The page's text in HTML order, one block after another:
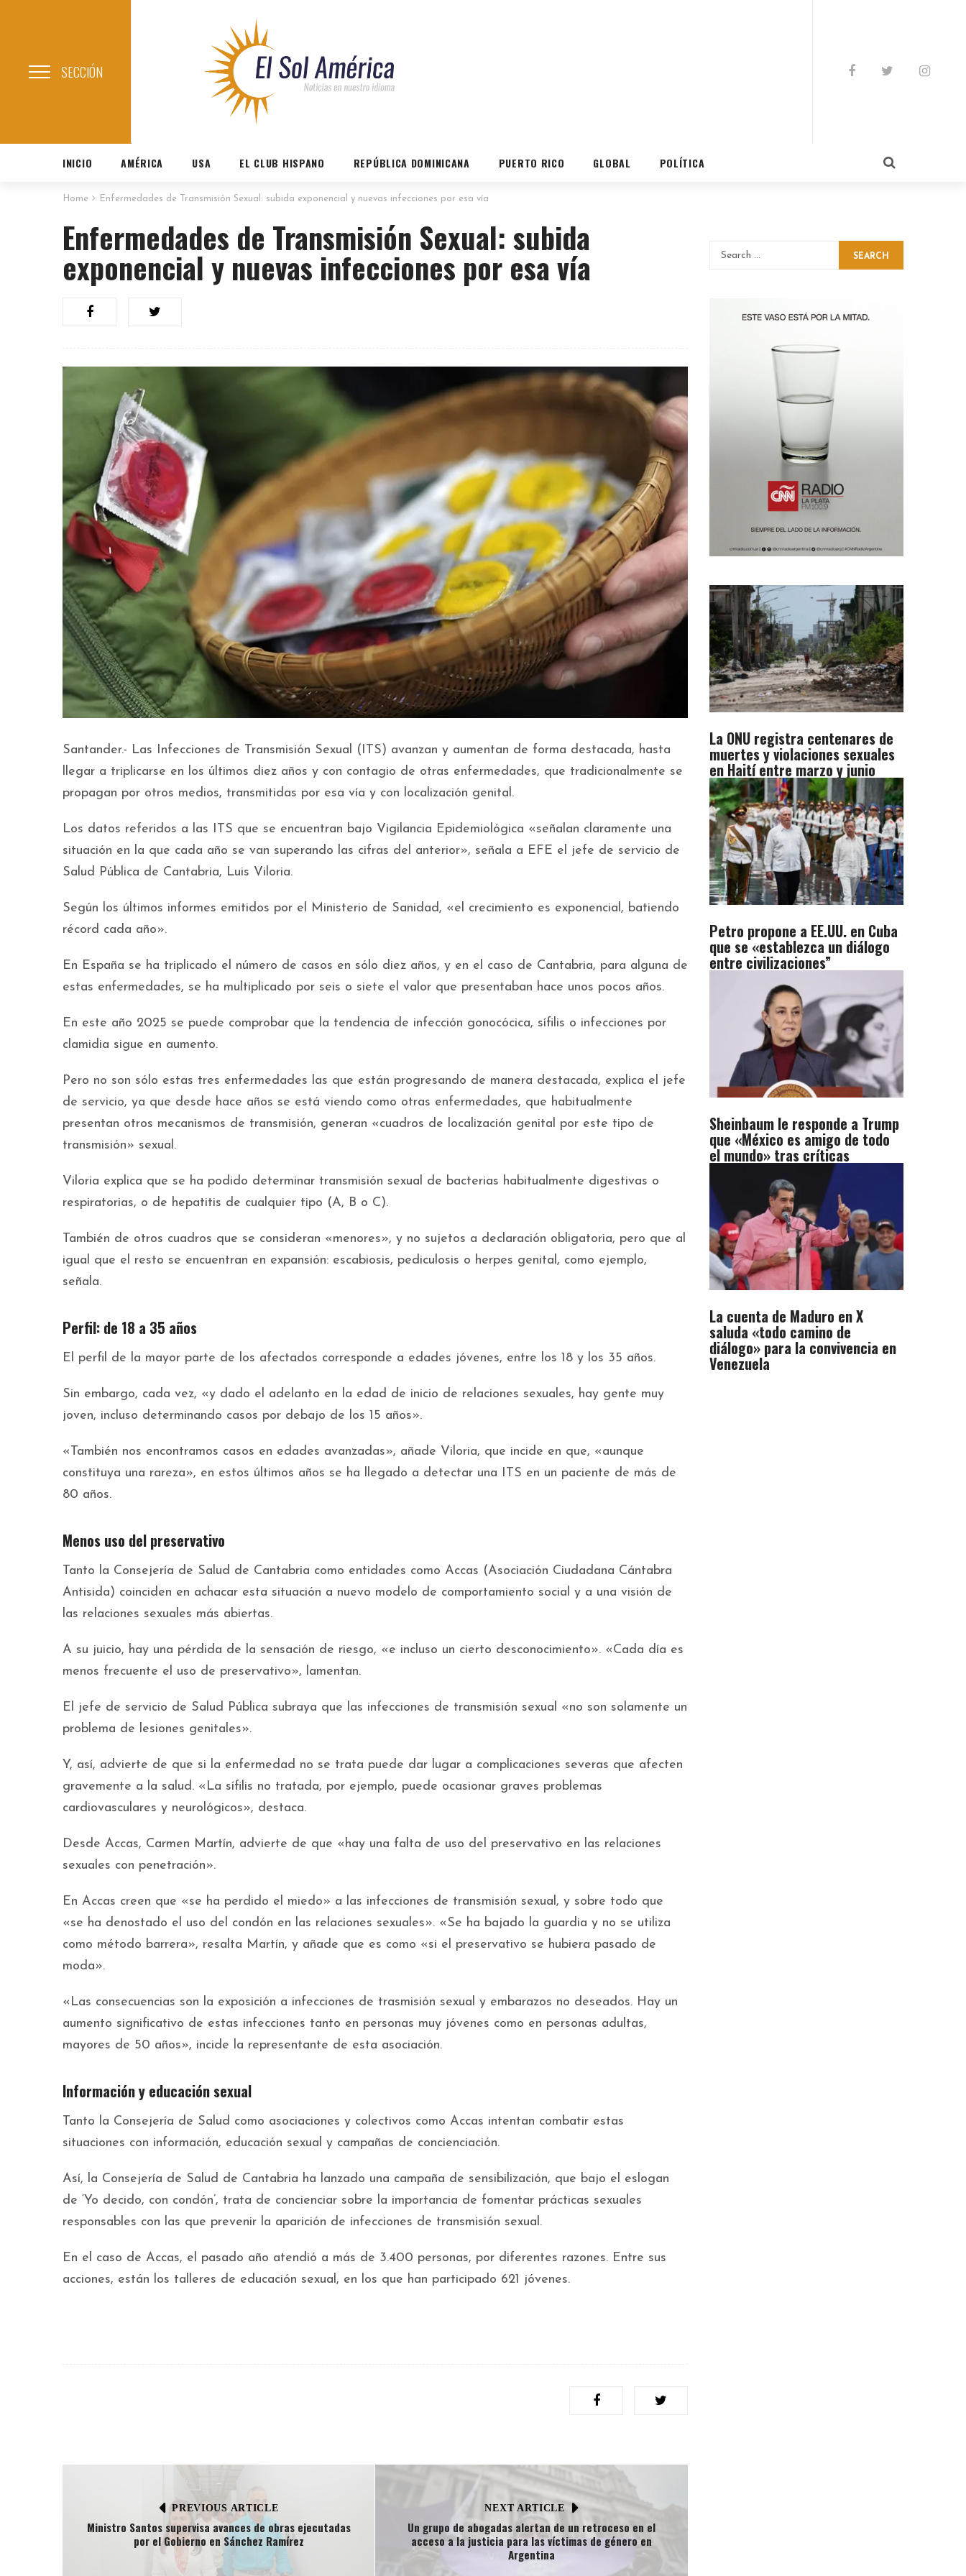
SECCIÓN
INICIO AMÉRICA USA EL CLUB HISPANO REPÚBLICA DOMINICANA PUERTO RICO GLOBAL POLÍTICA
Home Enfermedades de Transmisión Sexual: subida exponencial y nuevas infecciones por esa vía
Enfermedades de Transmisión Sexual: subida
exponencial y nuevas infecciones por esa vía
Santander.- Las Infecciones de Transmisión Sexual (ITS) avanzan y aumentan de forma destacada, hasta
llegar a triplicarse en los últimos diez años y con contagio de otras enfermedades, que tradicionalmente se
propagan por otros medios, transmitidas por esa vía y con localización genital.
Los datos referidos a las ITS que se encuentran bajo Vigilancia Epidemiológica «señalan claramente una
situación en la que cada año se van superando las cifras del anterior», señala a EFE el jefe de servicio de
Salud Pública de Cantabria, Luis Viloria.
Según los últimos informes emitidos por el Ministerio de Sanidad, «el crecimiento es exponencial, batiendo
récord cada año».
En España se ha triplicado el número de casos en sólo diez años, y en el caso de Cantabria, para alguna de
estas enfermedades, se ha multiplicado por seis o siete el valor que presentaban hace unos pocos años.
En este año 2025 se puede comprobar que la tendencia de infección gonocócica, sífilis o infecciones por
clamidia sigue en aumento.
Pero no son sólo estas tres enfermedades las que están progresando de manera destacada, explica el jefe
de servicio, ya que desde hace años se está viendo como otras enfermedades, que habitualmente
presentan otros mecanismos de transmisión, generan «cuadros de localización genital por este tipo de
transmisión» sexual.
Viloria explica que se ha podido determinar transmisión sexual de bacterias habitualmente digestivas o
respiratorias, o de hepatitis de cualquier tipo (A, B o C).
También de otros cuadros que se consideran «menores», y no sujetos a declaración obligatoria, pero que al
igual que el resto se encuentran en expansión: escabiosis, pediculosis o herpes genital, como ejemplo,
señala.
Perfil: de 18 a 35 años
El perfil de la mayor parte de los afectados corresponde a edades jóvenes, entre los 18 y los 35 años.
Sin embargo, cada vez, «y dado el adelanto en la edad de inicio de relaciones sexuales, hay gente muy
joven, incluso determinando casos por debajo de los 15 años».
«También nos encontramos casos en edades avanzadas», añade Viloria, que incide en que, «aunque
constituya una rareza», en estos últimos años se ha llegado a detectar una ITS en un paciente de más de
80 años.
Menos uso del preservativo
Tanto la Consejería de Salud de Cantabria como entidades como Accas (Asociación Ciudadana Cántabra
Antisida) coinciden en achacar esta situación a nuevo modelo de comportamiento social y a una visión de
las relaciones sexuales más abiertas.
A su juicio, hay una pérdida de la sensación de riesgo, «e incluso un cierto desconocimiento». «Cada día es
menos frecuente el uso de preservativo», lamentan.
El jefe de servicio de Salud Pública subraya que las infecciones de transmisión sexual «no son solamente un
problema de lesiones genitales».
Y, así, advierte de que si la enfermedad no se trata puede dar lugar a complicaciones severas que afecten
gravemente a la salud. «La sífilis no tratada, por ejemplo, puede ocasionar graves problemas
cardiovasculares y neurológicos», destaca.
Desde Accas, Carmen Martín, advierte de que «hay una falta de uso del preservativo en las relaciones
sexuales con penetración».
En Accas creen que «se ha perdido el miedo» a las infecciones de transmisión sexual, y sobre todo que
«se ha denostado el uso del condón en las relaciones sexuales». «Se ha bajado la guardia y no se utiliza
como método barrera», resalta Martín, y añade que es como «si el preservativo se hubiera pasado de
moda».
«Las consecuencias son la exposición a infecciones de trasmisión sexual y embarazos no deseados. Hay un
aumento significativo de estas infecciones tanto en personas muy jóvenes como en personas adultas,
mayores de 50 años», incide la representante de esta asociación.
Información y educación sexual
Tanto la Consejería de Salud como asociaciones y colectivos como Accas intentan combatir estas
situaciones con información, educación sexual y campañas de concienciación.
Así, la Consejería de Salud de Cantabria ha lanzado una campaña de sensibilización, que bajo el eslogan
de ‘Yo decido, con condón’, trata de concienciar sobre la importancia de fomentar prácticas sexuales
responsables con las que prevenir la aparición de infecciones de transmisión sexual.
En el caso de Accas, el pasado año atendió a más de 3.400 personas, por diferentes razones. Entre sus
acciones, están los talleres de educación sexual, en los que han participado 621 jóvenes.
PREVIOUS ARTICLE
Ministro Santos supervisa avances de obras ejecutadas
por el Gobierno en Sánchez Ramírez
NEXT ARTICLE
Un grupo de abogadas alertan de un retroceso en el
acceso a la justicia para las víctimas de género en
Argentina
SEARCH
La ONU registra centenares de
muertes y violaciones sexuales
en Haití entre marzo y junio
Petro propone a EE.UU. en Cuba
que se «establezca un diálogo
entre civilizaciones”
Sheinbaum le responde a Trump
que «México es amigo de todo
el mundo» tras críticas
La cuenta de Maduro en X
saluda «todo camino de
diálogo» para la convivencia en
Venezuela